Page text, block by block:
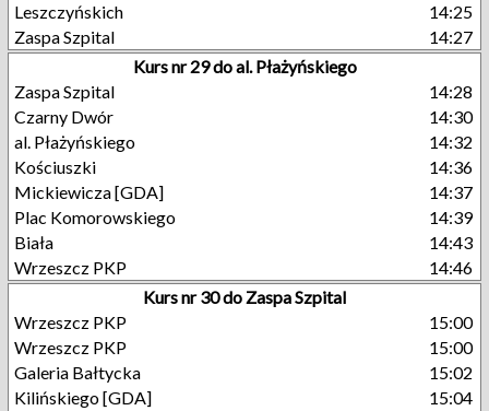
Leszczyńskich
14:25
Zaspa Szpital
14:27
Kurs nr 29 do al. Płażyńskiego
Zaspa Szpital
14:28
Czarny Dwór
14:30
al. Płażyńskiego
14:32
Kościuszki
14:36
Mickiewicza [GDA]
14:37
Plac Komorowskiego
14:39
Biała
14:43
Wrzeszcz PKP
14:46
Kurs nr 30 do Zaspa Szpital
Wrzeszcz PKP
15:00
Wrzeszcz PKP
15:00
Galeria Bałtycka
15:02
Kilińskiego [GDA]
15:04